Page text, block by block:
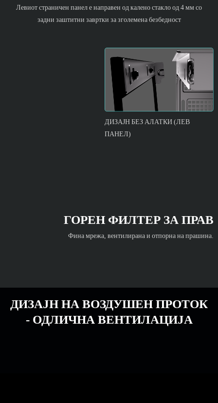
Левиот страничен панел е направен од калено стакло од 4 мм со
задни заштитни завртки за зголемена безбедност
ДИЗАЈН БЕЗ АЛАТКИ (ЛЕВ
ПАНЕЛ)
ГОРЕН ФИЛТЕР ЗА ПРАВ
Фина мрежа, вентилирана и отпорна на прашина.
ДИЗАЈН НА ВОЗДУШЕН ПРОТОК
- ОДЛИЧНА ВЕНТИЛАЦИЈА